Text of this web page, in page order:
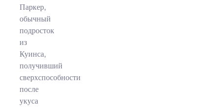
Паркер,
обычный
подросток
из
Куинса,
получивший
сверхспособности
после
укуса